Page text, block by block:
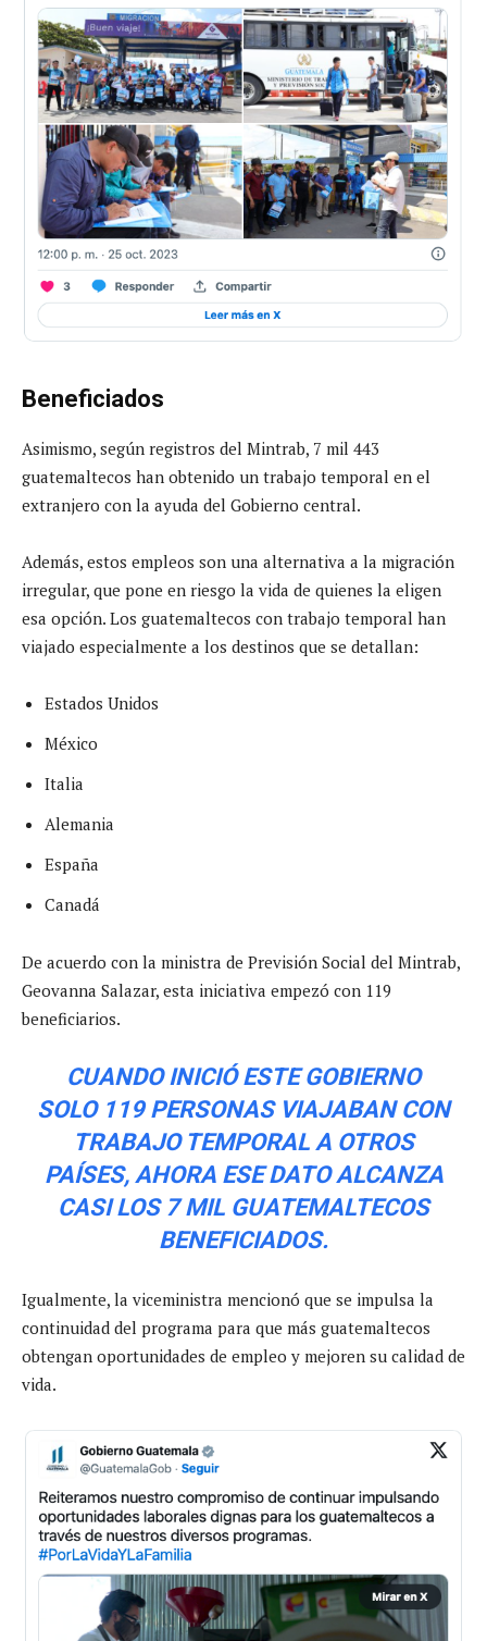
Beneficiados
Asimismo, según registros del Mintrab, 7 mil 443
guatemaltecos han obtenido un trabajo temporal en el
extranjero con la ayuda del Gobierno central.
Además, estos empleos son una alternativa a la migración
irregular, que pone en riesgo la vida de quienes la eligen
esa opción. Los guatemaltecos con trabajo temporal han
viajado especialmente a los destinos que se detallan:
Estados Unidos
México
Italia
Alemania
España
Canadá
De acuerdo con la ministra de Previsión Social del Mintrab,
Geovanna Salazar, esta iniciativa empezó con 119
beneficiarios.
CUANDO INICIÓ ESTE GOBIERNO
SOLO 119 PERSONAS VIAJABAN CON
TRABAJO TEMPORAL A OTROS
PAÍSES, AHORA ESE DATO ALCANZA
CASI LOS 7 MIL GUATEMALTECOS
BENEFICIADOS.
Igualmente, la viceministra mencionó que se impulsa la
continuidad del programa para que más guatemaltecos
obtengan oportunidades de empleo y mejoren su calidad de
vida.